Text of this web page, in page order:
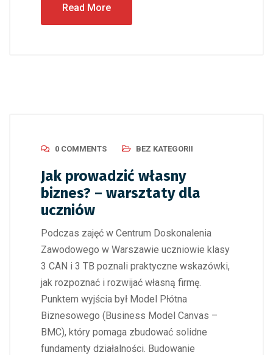
Read More
0 COMMENTS BEZ KATEGORII
Jak prowadzić własny
biznes? – warsztaty dla
uczniów
Podczas zajęć w Centrum Doskonalenia
Zawodowego w Warszawie uczniowie klasy
3 CAN i 3 TB poznali praktyczne wskazówki,
jak rozpoznać i rozwijać własną firmę.
Punktem wyjścia był Model Płótna
Biznesowego (Business Model Canvas –
BMC), który pomaga zbudować solidne
fundamenty działalności. Budowanie